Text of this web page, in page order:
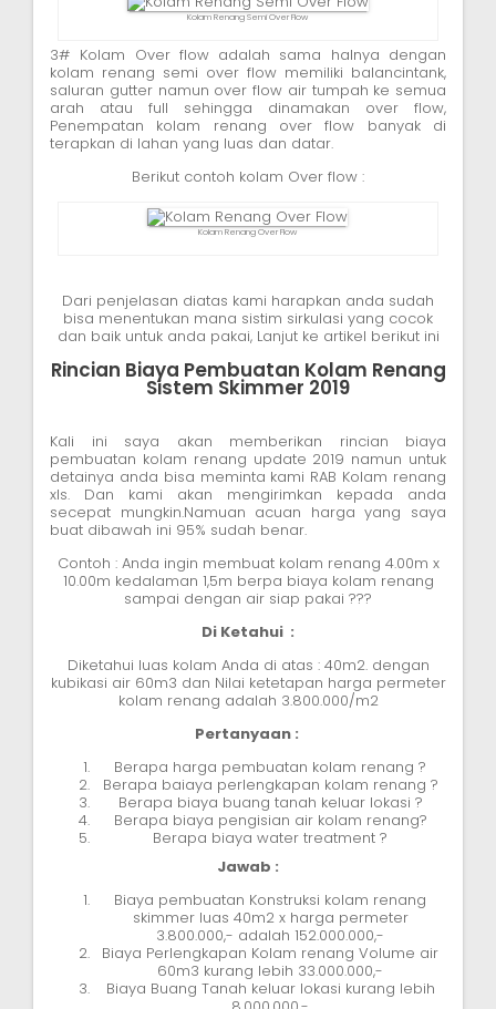
Kolam Renang Semi Over Flow
3# Kolam Over flow adalah sama halnya dengan
kolam renang semi over flow memiliki balancintank,
saluran gutter namun over flow air tumpah ke semua
arah atau full sehingga dinamakan over flow,
Penempatan kolam renang over flow banyak di
terapkan di lahan yang luas dan datar.
Berikut contoh kolam Over flow :
Kolam Renang Over Flow
Dari penjelasan diatas kami harapkan anda sudah
bisa menentukan mana sistim sirkulasi yang cocok
dan baik untuk anda pakai, Lanjut ke artikel berikut ini
Rincian Biaya Pembuatan Kolam Renang
Sistem Skimmer 2019
Kali ini saya akan memberikan rincian biaya
pembuatan kolam renang update 2019 namun untuk
detainya anda bisa meminta kami RAB Kolam renang
xls. Dan kami akan mengirimkan kepada anda
secepat mungkin.Namuan acuan harga yang saya
buat dibawah ini 95% sudah benar.
Contoh : Anda ingin membuat kolam renang 4.00m x
10.00m kedalaman 1,5m berpa biaya kolam renang
sampai dengan air siap pakai ???
Di Ketahui :
Diketahui luas kolam Anda di atas : 40m2. dengan
kubikasi air 60m3 dan Nilai ketetapan harga permeter
kolam renang adalah 3.800.000/m2
Pertanyaan :
Berapa harga pembuatan kolam renang ?
Berapa baiaya perlengkapan kolam renang ?
Berapa biaya buang tanah keluar lokasi ?
Berapa biaya pengisian air kolam renang?
Berapa biaya water treatment ?
Jawab :
Biaya pembuatan Konstruksi kolam renang
skimmer luas 40m2 x harga permeter
3.800.000,- adalah 152.000.000,-
Biaya Perlengkapan Kolam renang Volume air
60m3 kurang lebih 33.000.000,-
Biaya Buang Tanah keluar lokasi kurang lebih